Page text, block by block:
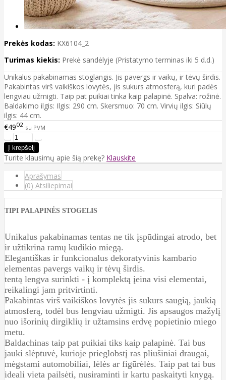
Prekės kodas: KX6104_2
Turimas kiekis: Prekė sandėlyje (Pristatymo terminas iki 5 d.d.)
Unikalus pakabinamas stoglangis. Jis pavergs ir vaikų, ir tėvų širdis.
Pakabintas virš vaikiškos lovytės, jis sukurs atmosferą, kuri padės
lengviau užmigti. Taip pat puikiai tinka kaip palapinė. Spalva: rožinė.
Baldakimo ilgis: Ilgis: 290 cm. Skersmuo: 70 cm. Virvių ilgis: Siūlų
ilgis: 44 cm.
€4902 su PVM
Turite klausimų apie šią prekę? Klauskite
Aprašymas
(0) Atsiliepimai
TIPI PALAPINĖS STOGELIS
Unikalus pakabinamas tentas ne tik įspūdingai atrodo, bet
ir užtikrina ramų kūdikio miegą.
Elegantiškas ir funkcionalus dekoratyvinis kambario
elementas pavergs vaikų ir tėvų širdis.
tentą lengva surinkti - į komplektą įeina visi elementai,
reikalingi jam pritvirtinti.
Pakabintas virš vaikiškos lovytės jis sukurs saugią, jaukią
atmosferą, todėl bus lengviau užmigti. Jis apsaugos mažylį
nuo išorinių dirgiklių ir užtamsins erdvę popietinio miego
metu.
Baldachinas taip pat puikiai tiks kaip palapinė. Tai bus
jauki slėptuvė, kurioje prieglobstį ras pliušiniai draugai,
mėgstami automobiliai, lėlės ar figūrėlės. Taip pat tai bus
ideali vieta pailsėti, nusiraminti ir kartu paskaityti knygą.